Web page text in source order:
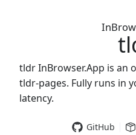
tldr InBrowser.App is an
tldr-pages. Fully runs in
latency.
GitHub